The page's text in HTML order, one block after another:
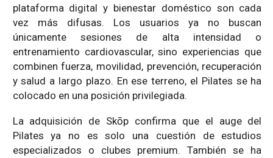
plataforma digital y bienestar doméstico son cada
vez más difusas. Los usuarios ya no buscan
únicamente sesiones de alta intensidad o
entrenamiento cardiovascular, sino experiencias que
combinen fuerza, movilidad, prevención, recuperación
y salud a largo plazo. En ese terreno, el Pilates se ha
colocado en una posición privilegiada.
La adquisición de Skōp confirma que el auge del
Pilates ya no es solo una cuestión de estudios
especializados o clubes premium. También se ha